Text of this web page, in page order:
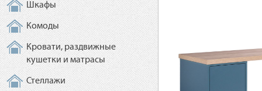
Шкафы
Комоды
Кровати, раздвижные
кушетки и матрасы
Стеллажи